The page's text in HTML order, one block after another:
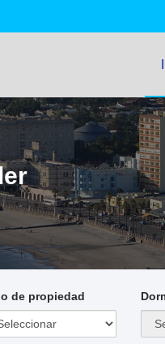
de propiedad